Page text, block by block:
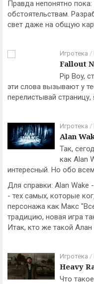
Правда непонятно
обстоятельствам.
свет даже на общую
Игротека /
Fallout
Pip Boy,
эти слова вызывают у
перелистывай страницу,
Игротека /
Alan
Так,
как Alan
интересный. Но обо
Для справки: Alan Wake
- тех самых, которые
персонажа как Макс
традицию, новая игра
Итак, кто же такой
Игротека /
Heavy
Что